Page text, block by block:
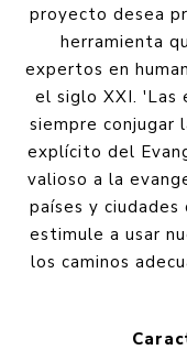
proyecto desea
herramienta
expertos en
el siglo XXI. 'Las
siempre conjugar
explícito del
valioso a la
países y ciudades
estimule a usar
los caminos